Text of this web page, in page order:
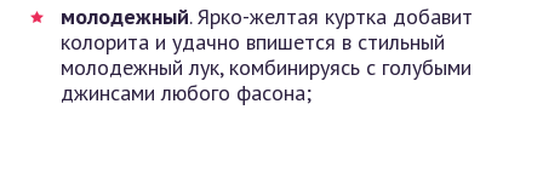
молодежный. Ярко-желтая куртка добавит
колорита и удачно впишется в стильный
молодежный лук, комбинируясь с голубыми
джинсами любого фасона;